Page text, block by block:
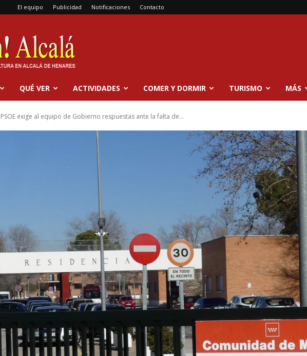
El equipo Publicidad Notificaciones Contacto
QUÉ VER ACTIVIDADES COMER Y DORMIR TURISMO MÁS
PSOE exige al equipo de Gobierno respuestas ante la falta de...